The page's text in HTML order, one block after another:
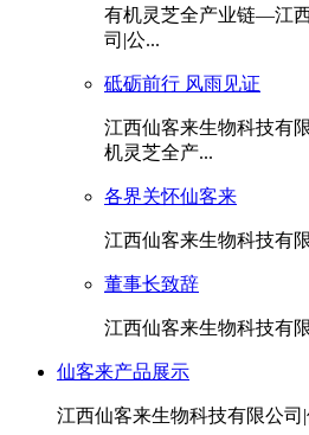
有机灵芝全产业链—江
司|公...
砥砺前行 风雨见证
江西仙客来生物科技有
机灵芝全产...
各界关怀仙客来
江西仙客来生物科技有
董事长致辞
江西仙客来生物科技有
仙客来产品展示
江西仙客来生物科技有限公司